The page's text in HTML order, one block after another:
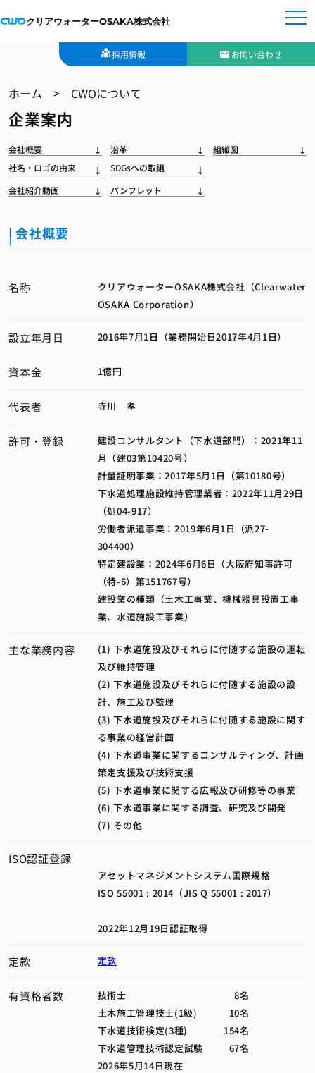
クリアウォーターOSAKA株式会社
採用情報 お問い合わせ
ホーム > CWOについて
企業案内
会社概要 沿革
組織図
社名・ロゴの由来
SDGsへの取組
会社紹介動画
パンフレット
会社概要
名称
クリアウォーターOSAKA株式会社（Clearwater
OSAKA Corporation）
設立年月日 2016年7月1日（業務開始日2017年4月1日）
資本金 1億円
代表者 寺川 孝
許可・登録
建設コンサルタント（下水道部門）：2021年11
月（建03第10420号）
計量証明事業：2017年5月1日（第10180号）
下水道処理施設維持管理業者：2022年11月29日
（処04-917）
労働者派遣事業：2019年6月1日（派27-
304400）
特定建設業：2024年6月6日（大阪府知事許可
（特-6）第151767号）
建設業の種類（土木工事業、機械器具設置工事
業、水道施設工事業）
主な業務内容
(1) 下水道施設及びそれらに付随する施設の運転
及び維持管理
(2) 下水道施設及びそれらに付随する施設の設
計、施工及び監理
(3) 下水道施設及びそれらに付随する施設に関す
る事業の経営計画
(4) 下水道事業に関するコンサルティング、計画
策定支援及び技術支援
(5) 下水道事業に関する広報及び研修等の事業
(6) 下水道事業に関する調査、研究及び開発
(7) その他
ISO認証登録
アセットマネジメントシステム国際規格
ISO 55001 : 2014（JIS Q 55001 : 2017）
2022年12月19日認証取得
定款 定款
有資格者数 技術士
8名
土木施工管理技士(1級)
10名
下水道技術検定(3種)
154名
下水道管理技術認定試験
67名
2026年5月14日現在